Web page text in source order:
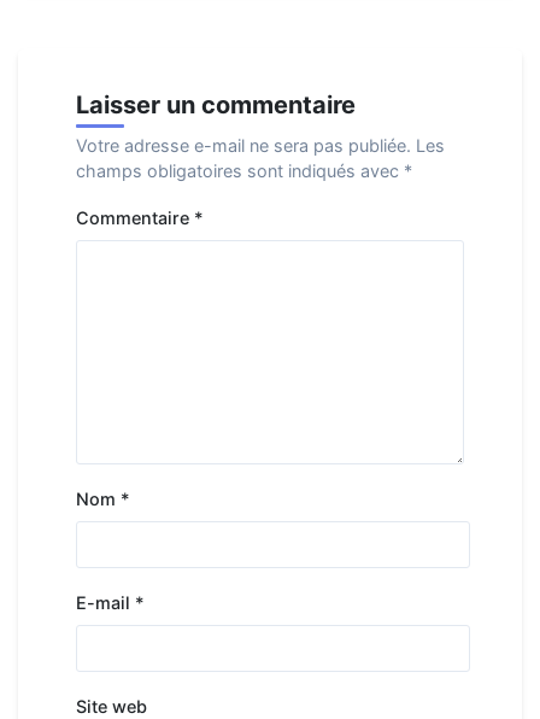
Laisser un commentaire
Votre adresse e-mail ne sera pas publiée. Les
champs obligatoires sont indiqués avec *
Commentaire *
Nom *
E-mail *
Site web